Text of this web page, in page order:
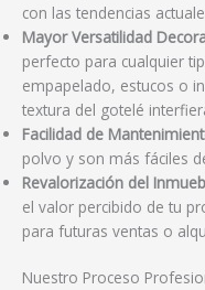
con las tendencias
Mayor Versatilidad
perfecto para cualquier
empapelado, estucos o
textura del gotelé
Facilidad de
polvo y son más fáciles
Revalorización del
el valor percibido de tu
para futuras ventas o
Nuestro Proceso